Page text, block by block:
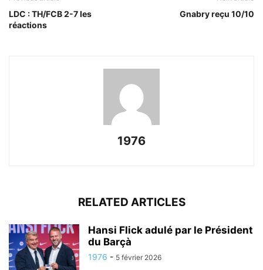
LDC : TH/FCB 2-7 les
réactions
Gnabry reçu 10/10
1976
RELATED ARTICLES
Hansi Flick adulé par le Président
du Barçà
1976 - 5 février 2026